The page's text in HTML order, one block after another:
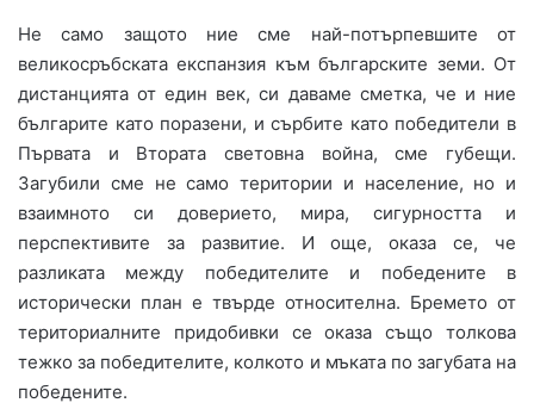
Не само защото ние сме най-потърпевшите от
великосръбската експанзия към българските земи. От
дистанцията от един век, си даваме сметка, че и ние
българите като поразени, и сърбите като победители в
Първата и Втората световна война, сме губещи.
Загубили сме не само територии и население, но и
взаимното си доверието, мира, сигурността и
перспективите за развитие. И още, оказа се, че
разликата между победителите и победените в
исторически план е твърде относителна. Бремето от
териториалните придобивки се оказа също толкова
тежко за победителите, колкото и мъката по загубата на
победените.